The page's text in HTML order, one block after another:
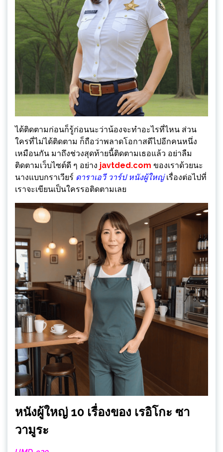
ได้ติดตามก่อนก็รู้ก่อนนะว่าน้องจะทำอะไรที่ไหน ส่วน
ใครที่ไม่ได้ติดตาม ก็ถือว่าพลาดโอกาสดีไปอีกคนหนึ่ง
เหมือนกัน มาถึงช่วงสุดท้ายนี้ติดตามเธอแล้ว อย่าลืม
ติดตามเว็บไซต์ดี ๆ อย่าง javtded.com ของเราด้วยนะ
นางแบบกราเวียร์ ดาราเอวี วาร์ป หนังผู้ใหญ่เรื่องต่อไปที่
เราจะเขียนเป็นใครรอติดตามเลย
หนังผู้ใหญ่ 10 เรื่องของ เรอิโกะ ซา
วามูระ